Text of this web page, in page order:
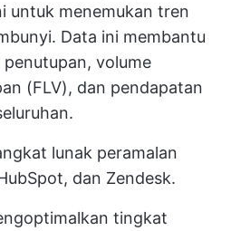
untuk menemukan tren
Data ini membantu
volume
(FLV), dan pendapatan
lunak peramalan
dan Zendesk.
tingkat